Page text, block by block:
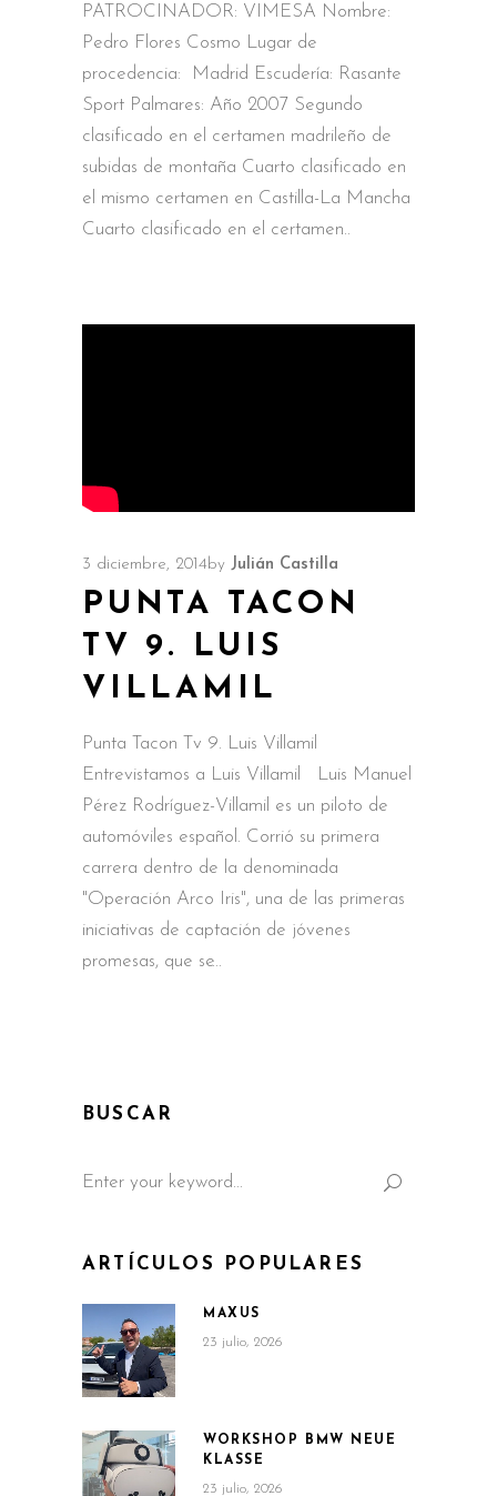
PATROCINADOR: VIMESA Nombre:
Pedro Flores Cosmo Lugar de
procedencia: Madrid Escudería: Rasante
Sport Palmares: Año 2007 Segundo
clasificado en el certamen madrileño de
subidas de montaña Cuarto clasificado en
el mismo certamen en Castilla-La Mancha
Cuarto clasificado en el certamen
3 diciembre, 2014 by Julián Castilla
PUNTA TACON
TV 9. LUIS
VILLAMIL
Punta Tacon Tv 9. Luis Villamil
Entrevistamos a Luis Villamil Luis Manuel
Pérez Rodríguez-Villamil es un piloto de
automóviles español. Corrió su primera
carrera dentro de la denominada
"Operación Arco Iris", una de las primeras
iniciativas de captación de jóvenes
promesas, que se
BUSCAR
for:
ARTÍCULOS POPULARES
MAXUS
23 julio, 2026
WORKSHOP BMW NEUE
KLASSE
23 julio, 2026